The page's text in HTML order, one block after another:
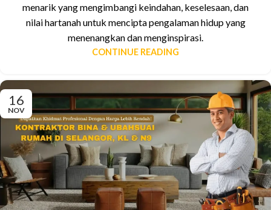
menarik yang mengimbangi keindahan, keselesaan, dan
nilai hartanah untuk mencipta pengalaman hidup yang
menenangkan dan menginspirasi.
CONTINUE READING
16
NOV